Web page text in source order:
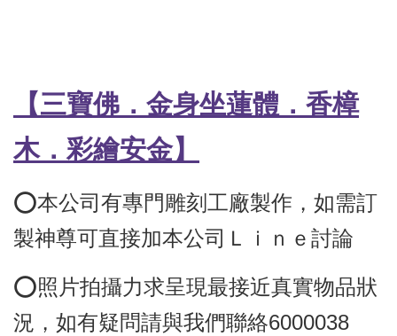
【三寶佛．金身坐蓮體．香樟
木．彩繪安金】
⭕️本公司有專門雕刻工廠製作，如需訂
製神尊可直接加本公司Ｌｉｎｅ討論
⭕️照片拍攝力求呈現最接近真實物品狀
況，如有疑問請與我們聯絡6000038